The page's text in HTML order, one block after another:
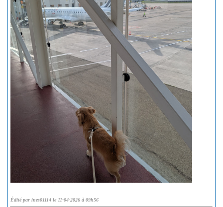
Édité par ines01114 le 11-04-2026 à 09h56